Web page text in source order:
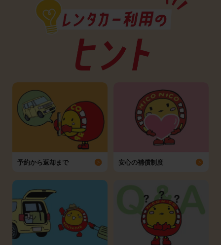
予約から返却まで 安心の補償制度